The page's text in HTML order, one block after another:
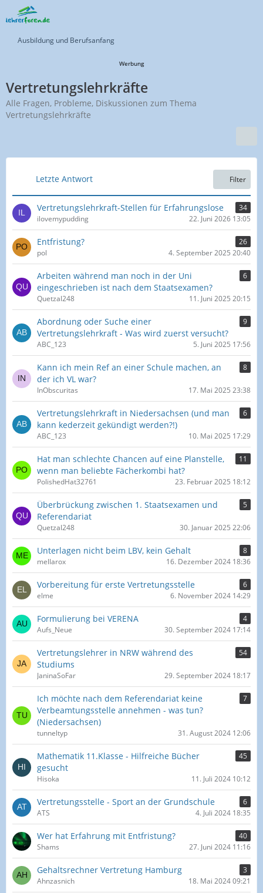
Ausbildung und Berufsanfang
Werbung
Vertretungslehrkräfte
Alle Fragen, Probleme, Diskussionen zum Thema
Vertretungslehrkräfte
Letzte Antwort Filter
Vertretungslehrkraft-Stellen für Erfahrungslose
34
ilovemypudding
22. Juni 2026 13:05
Entfristung?
26
pol
4. September 2025 20:40
Arbeiten während man noch in der Uni
eingeschrieben ist nach dem Staatsexamen?
6
Quetzal248 11. Juni 2025 20:15
Abordnung oder Suche einer
Vertretungslehrkraft - Was wird zuerst versucht?
9
ABC_123 5. Juni 2025 17:56
Kann ich mein Ref an einer Schule machen, an
der ich VL war?
8
InObscuritas 17. Mai 2025 23:38
Vertretungslehrkraft in Niedersachsen (und man
kann kederzeit gekündigt werden?!)
6
ABC_123 10. Mai 2025 17:29
Hat man schlechte Chancen auf eine Planstelle,
wenn man beliebte Fächerkombi hat?
11
PolishedHat32761 23. Februar 2025 18:12
Überbrückung zwischen 1. Staatsexamen und
Referendariat
5
Quetzal248 30. Januar 2025 22:06
Unterlagen nicht beim LBV, kein Gehalt
8
mellarox
16. Dezember 2024 18:36
Vorbereitung für erste Vertretungsstelle
6
elme
6. November 2024 14:29
Formulierung bei VERENA
4
Aufs_Neue
30. September 2024 17:14
Vertretungslehrer in NRW während des
Studiums
54
JaninaSoFar 29. September 2024 18:17
Ich möchte nach dem Referendariat keine
Verbeamtungsstelle annehmen - was tun?
(Niedersachsen)
7
tunneltyp 31. August 2024 12:06
Mathematik 11.Klasse - Hilfreiche Bücher
gesucht
45
Hisoka 11. Juli 2024 10:12
Vertretungsstelle - Sport an der Grundschule
6
ATS
4. Juli 2024 18:35
Wer hat Erfahrung mit Entfristung?
40
Shams
27. Juni 2024 11:16
Gehaltsrechner Vertretung Hamburg
3
Ahnzasnich
18. Mai 2024 09:21